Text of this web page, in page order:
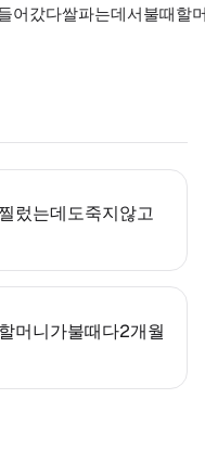
어갔다쌀파는데서불때할
렀는데도죽지않고
머니가불때다2개월